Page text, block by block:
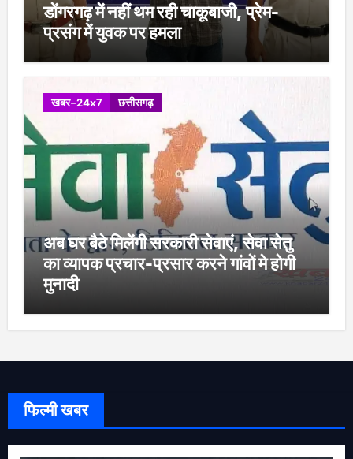
डोंगरगढ़ में नहीं थम रही चाकूबाजी, प्रेम-
प्रसंग में युवक पर हमला
खबर-24x7 छत्तीसगढ़
अब घर बैठे मिलेंगी सरकारी सेवाएं, सेवा सेतु
का व्यापक प्रचार-प्रसार करने गांवों मे होगी
मुनादी
फिल्मी खबर